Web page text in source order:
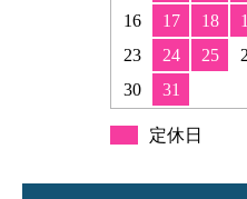
16
17 18
23
24 25
30
31
定休日